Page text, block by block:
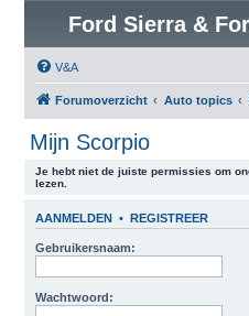
Ford Sierra &
V&A
Forumoverzicht Auto topics
Mijn Scorpio
Je hebt niet de juiste permissies om
lezen.
AANMELDEN • REGISTREER
Gebruikersnaam:
Wachtwoord: